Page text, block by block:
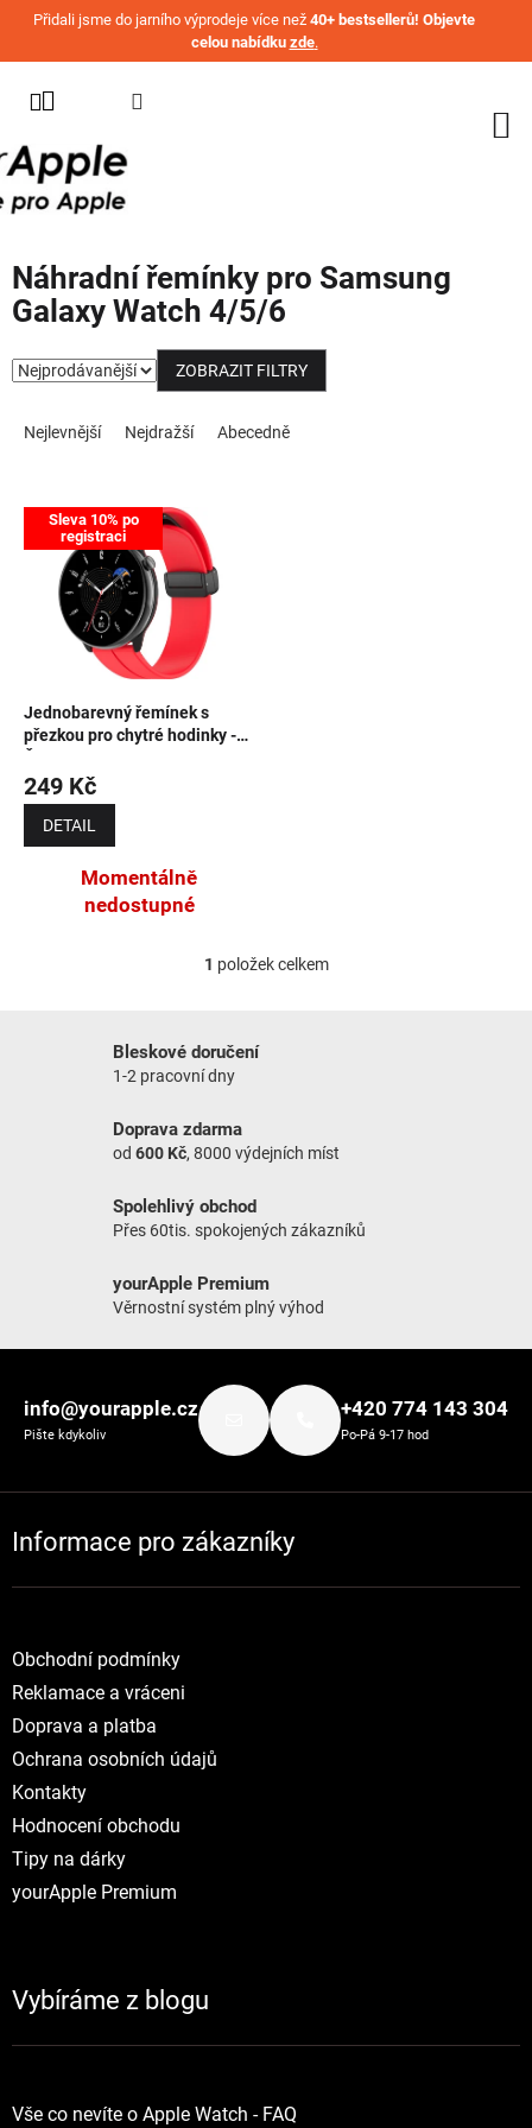
Přejít na obsah
Přidali jsme do jarního výprodeje více než 40+ bestsellerů! Objevte
celou nabídku zde.
IPHONE
MACBOOK
AIRPODS
AIRTAG
OSTATNÍ
ZNAČKY
AKČNÍ
ZBOŽÍ
NOVINKY
Náhradní řemínky pro Samsung
Galaxy Watch 4/5/6
ZOBRAZIT FILTRY
Nejlevnější Nejdražší Abecedně
Výpis produktů
Sleva 10% po
registraci
Jednobarevný řemínek s
přezkou pro chytré hodinky -
249 Kč
DETAIL
Momentálně
nedostupné
Ovládací prvky výpisu
1 položek celkem
Bleskové doručení
1-2 pracovní dny
Doprava zdarma
od 600 Kč, 8000 výdejních míst
Spolehlivý obchod
Přes 60tis. spokojených zákazníků
yourApple Premium
Věrnostní systém plný výhod
info@yourapple.cz
Pište kdykoliv
+420 774 143 304
Po-Pá 9-17 hod
Informace pro zákazníky
Obchodní podmínky
Reklamace a vráceni
Doprava a platba
Ochrana osobních údajů
Kontakty
Hodnocení obchodu
Tipy na dárky
yourApple Premium
Vybíráme z blogu
Vše co nevíte o Apple Watch - FAQ